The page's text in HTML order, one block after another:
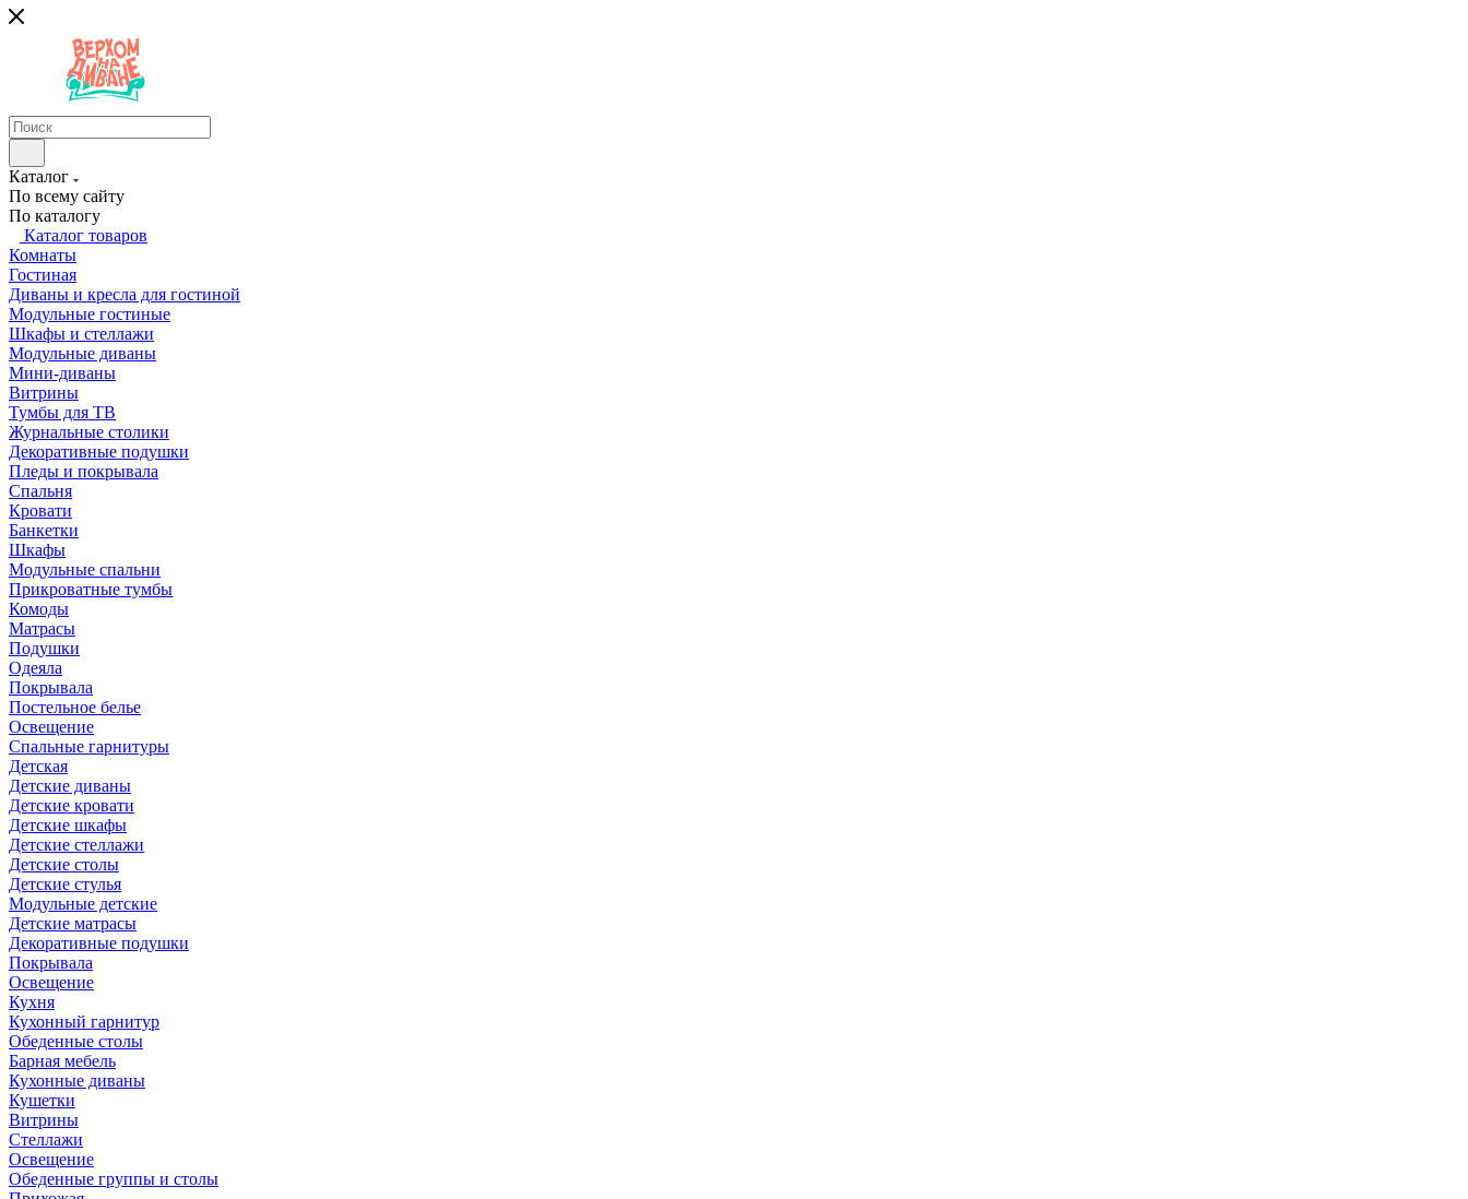
Каталог
По всему сайту
По каталогу
Каталог товаров
Комнаты
Гостиная
Диваны и кресла для гостиной
Модульные гостиные
Шкафы и стеллажи
Модульные диваны
Мини-диваны
Витрины
Тумбы для ТВ
Журнальные столики
Декоративные подушки
Пледы и покрывала
Спальня
Кровати
Банкетки
Шкафы
Модульные спальни
Прикроватные тумбы
Комоды
Матрасы
Подушки
Одеяла
Покрывала
Постельное белье
Освещение
Спальные гарнитуры
Детская
Детские диваны
Детские кровати
Детские шкафы
Детские стеллажи
Детские столы
Детские стулья
Модульные детские
Детские матрасы
Декоративные подушки
Покрывала
Освещение
Кухня
Кухонный гарнитур
Обеденные столы
Барная мебель
Кухонные диваны
Кушетки
Витрины
Стеллажи
Освещение
Обеденные группы и столы